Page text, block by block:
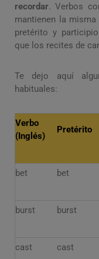
recordar. Verbos
mantienen la
pretérito y
que los recites de
Te dejo aquí
habituales:
Verbo
(Inglés)
Pretérito
bet bet
burst burst
cast cast